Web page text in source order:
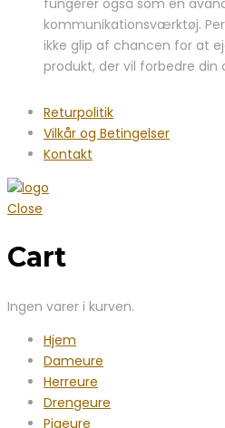
kommunikationsværktøj.
ikke glip af chancen for at
produkt, der vil forbedre din
Returpolitik
Vilkår og Betingelser
Kontakt
Close
Cart
Ingen varer i kurven.
Hjem
Dameure
Herreure
Drengeure
Pigeure